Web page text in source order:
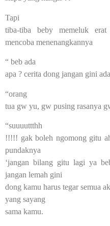
Tapi
tiba-tiba beby memeluk
mencoba menenangkannya
“ beb ada
apa ? cerita dong jangan gini
“orang
tua gw yu, gw pusing rasanya
“suuuuttthh
!!!!! gak boleh ngomong gitu
pundaknya
‘jangan bilang gitu lagi ya
jangan lemah gini
dong kamu harus tegar semua
yang sayang
sama kamu.